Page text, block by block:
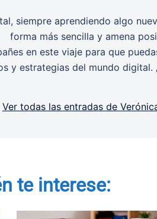
siempre aprendiendo algo
forma más sencilla y amena
en este viaje para que
y estrategias del mundo digital.
Ver todas las entradas de
te interese: